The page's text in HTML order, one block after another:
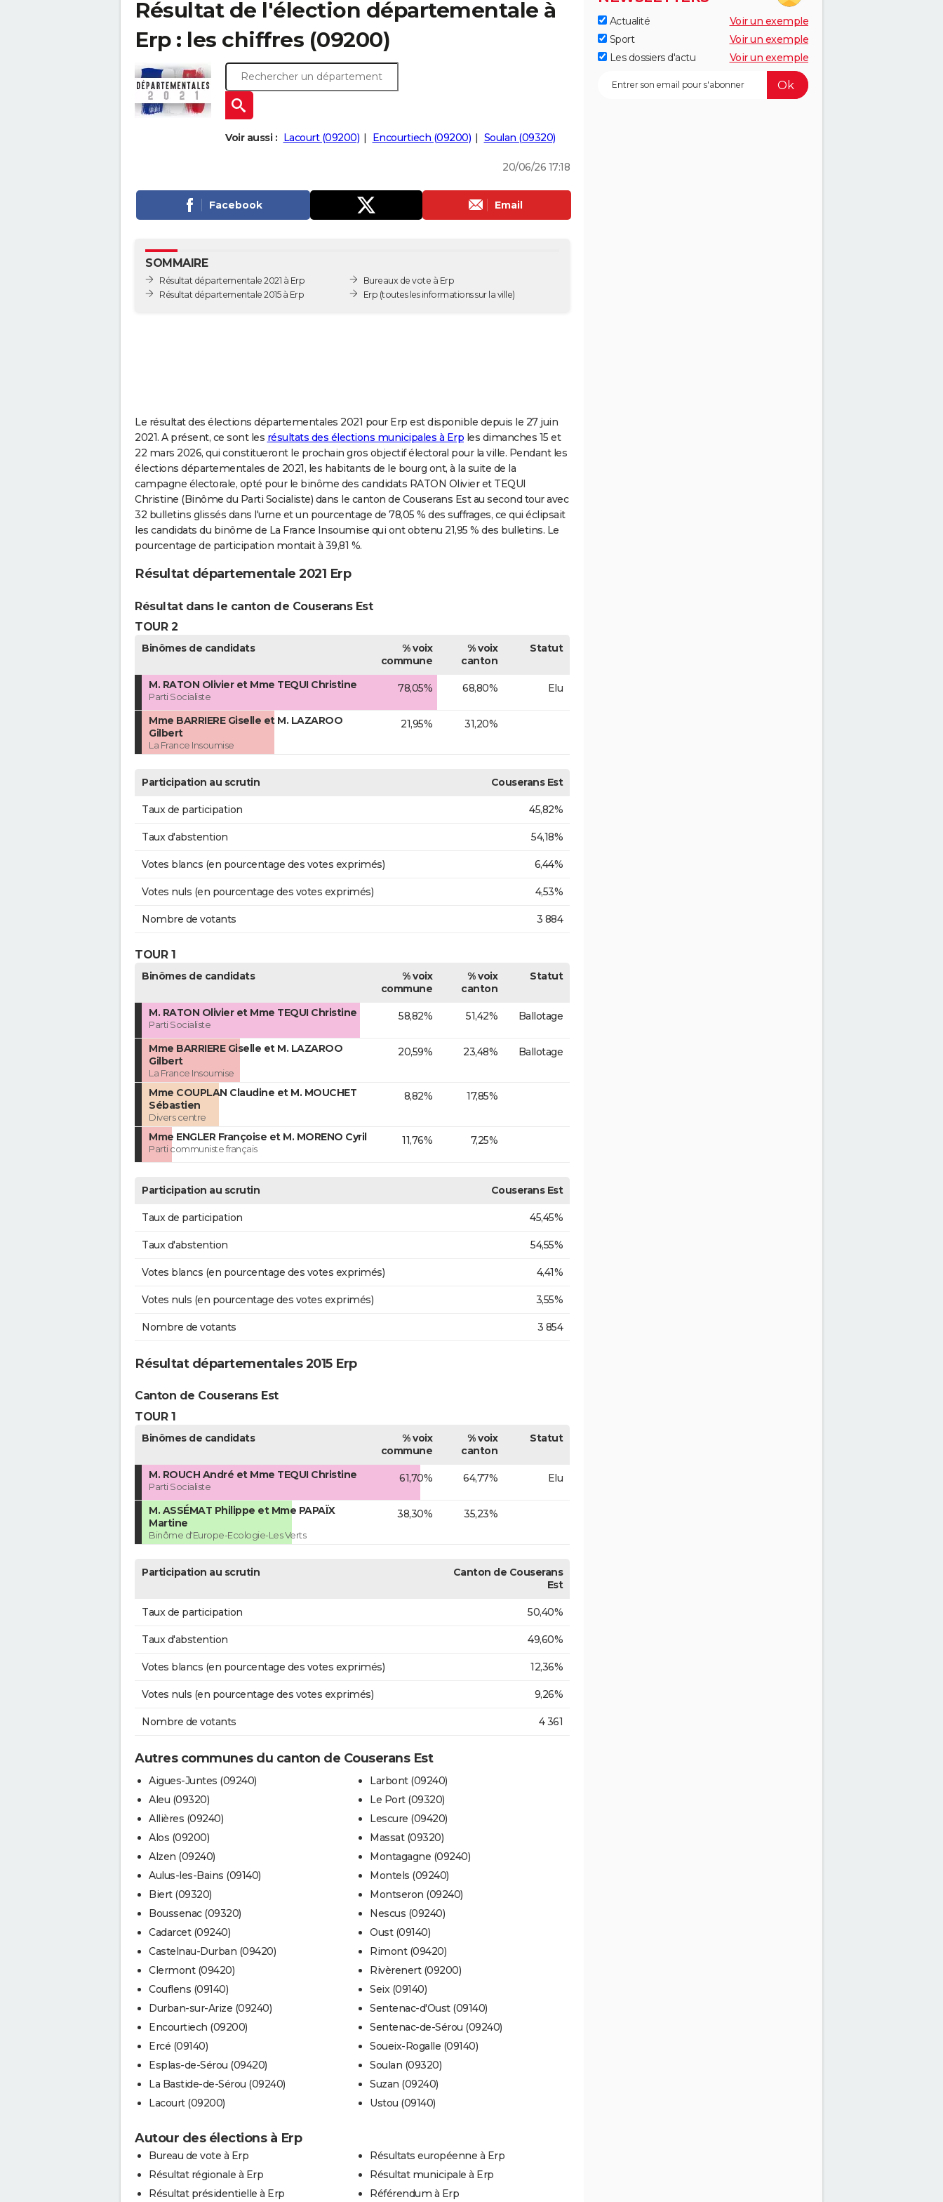
Résultat de l'élection départementale à
Erp : les chiffres (09200)
Voir aussi : Lacourt (09200) Encourtiech (09200) Soulan (09320)
20/06/26 17:18
Facebook Email
SOMMAIRE
Résultat départementale 2021 à Erp
Résultat départementale 2015 à Erp
Bureaux de vote à Erp
Erp (toutes les informations sur la ville)
Le résultat des élections départementales 2021 pour Erp est disponible depuis le 27 juin
2021. A présent, ce sont les résultats des élections municipales à Erp les dimanches 15 et
22 mars 2026, qui constitueront le prochain gros objectif électoral pour la ville. Pendant les
élections départementales de 2021, les habitants de le bourg ont, à la suite de la
campagne électorale, opté pour le binôme des candidats RATON Olivier et TEQUI
Christine (Binôme du Parti Socialiste) dans le canton de Couserans Est au second tour avec
32 bulletins glissés dans l'urne et un pourcentage de 78,05 % des suffrages, ce qui éclipsait
les candidats du binôme de La France Insoumise qui ont obtenu 21,95 % des bulletins. Le
pourcentage de participation montait à 39,81 %.
Résultat départementale 2021 Erp
Résultat dans le canton de Couserans Est
TOUR 2
Binômes de candidats
% voix
commune
% voix
canton
Statut
M. RATON Olivier et Mme TEQUI Christine
Parti Socialiste
78,05% 68,80% Elu
Mme BARRIERE Giselle et M. LAZAROO
Gilbert
La France Insoumise
21,95% 31,20%
Participation au scrutin Couserans Est
Taux de participation 45,82%
Taux d'abstention 54,18%
Votes blancs (en pourcentage des votes exprimés) 6,44%
Votes nuls (en pourcentage des votes exprimés) 4,53%
Nombre de votants 3 884
TOUR 1
Binômes de candidats
% voix
commune
% voix
canton
Statut
M. RATON Olivier et Mme TEQUI Christine
Parti Socialiste
58,82% 51,42% Ballotage
Mme BARRIERE Giselle et M. LAZAROO
Gilbert
La France Insoumise
20,59% 23,48% Ballotage
Mme COUPLAN Claudine et M. MOUCHET
Sébastien
Divers centre
8,82% 17,85%
Mme ENGLER Françoise et M. MORENO Cyril
Parti communiste français
11,76% 7,25%
Participation au scrutin Couserans Est
Taux de participation 45,45%
Taux d'abstention 54,55%
Votes blancs (en pourcentage des votes exprimés) 4,41%
Votes nuls (en pourcentage des votes exprimés) 3,55%
Nombre de votants 3 854
Résultat départementales 2015 Erp
Canton de Couserans Est
TOUR 1
Binômes de candidats
% voix
commune
% voix
canton
Statut
M. ROUCH André et Mme TEQUI Christine
Parti Socialiste
61,70% 64,77% Elu
M. ASSÉMAT Philippe et Mme PAPAÏX
Martine
Binôme d'Europe-Ecologie-Les Verts
38,30% 35,23%
Participation au scrutin
Canton de Couserans
Est
Taux de participation 50,40%
Taux d'abstention 49,60%
Votes blancs (en pourcentage des votes exprimés) 12,36%
Votes nuls (en pourcentage des votes exprimés) 9,26%
Nombre de votants 4 361
Autres communes du canton de Couserans Est
Aigues-Juntes (09240)
Aleu (09320)
Allières (09240)
Alos (09200)
Alzen (09240)
Aulus-les-Bains (09140)
Biert (09320)
Boussenac (09320)
Cadarcet (09240)
Castelnau-Durban (09420)
Clermont (09420)
Couflens (09140)
Durban-sur-Arize (09240)
Encourtiech (09200)
Ercé (09140)
Esplas-de-Sérou (09420)
La Bastide-de-Sérou (09240)
Lacourt (09200)
Larbont (09240)
Le Port (09320)
Lescure (09420)
Massat (09320)
Montagagne (09240)
Montels (09240)
Montseron (09240)
Nescus (09240)
Oust (09140)
Rimont (09420)
Rivèrenert (09200)
Seix (09140)
Sentenac-d'Oust (09140)
Sentenac-de-Sérou (09240)
Soueix-Rogalle (09140)
Soulan (09320)
Suzan (09240)
Ustou (09140)
Autour des élections à Erp
Bureau de vote à Erp
Résultat régionale à Erp
Résultat présidentielle à Erp
Résultats européenne à Erp
Résultat municipale à Erp
Référendum à Erp
Actualité
Voir un exemple
Sport
Voir un exemple
Les dossiers d'actu
Voir un exemple